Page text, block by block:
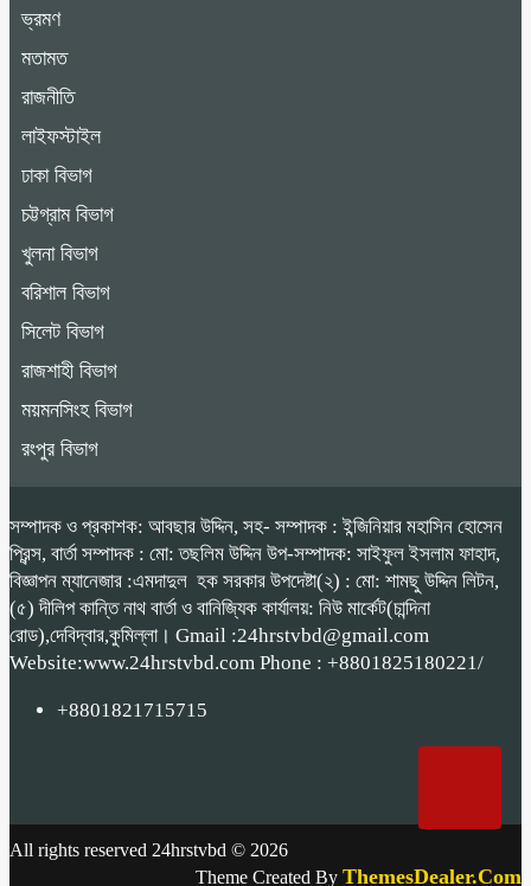
ভ্রমণ
মতামত
রাজনীতি
লাইফস্টাইল
ঢাকা বিভাগ
চট্টগ্রাম বিভাগ
খুলনা বিভাগ
বরিশাল বিভাগ
সিলেট বিভাগ
রাজশাহী বিভাগ
ময়মনসিংহ বিভাগ
রংপুর বিভাগ
সম্পাদক ও প্রকাশক: আবছার উদ্দিন, সহ- সম্পাদক : ইন্জিনিয়ার মহাসিন হোসেন
প্রিন্স, বার্তা সম্পাদক : মো: তছলিম উদ্দিন উপ-সম্পাদক: সাইফুল ইসলাম ফাহাদ,
বিজ্ঞাপন ম্যানেজার :এমদাদুল হক সরকার উপদেষ্টা(২) : মো: শামছু উদ্দিন লিটন,
(৫) দীলিপ কান্তি নাথ বার্তা ও বানিজ্যিক কার্যালয়: নিউ মার্কেট(চান্দিনা
রোড),দেবিদ্বার,কুমিল্লা। Gmail :24hrstvbd@gmail.com
Website:www.24hrstvbd.com Phone : +8801825180221/
+8801821715715
All rights reserved 24hrstvbd © 2026
Theme Created By ThemesDealer.Com